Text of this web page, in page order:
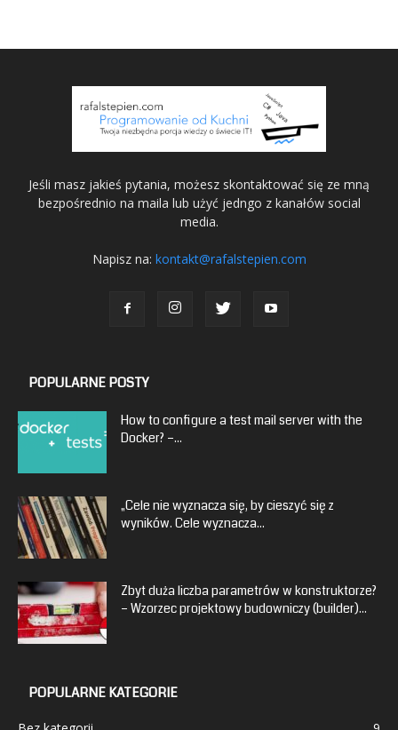
Jeśli masz jakieś pytania, możesz skontaktować się ze mną
bezpośrednio na maila lub użyć jedngo z kanałów social
media.
Napisz na: kontakt@rafalstepien.com
POPULARNE POSTY
How to configure a test mail server with the
Docker? –...
„Cele nie wyznacza się, by cieszyć się z
wyników. Cele wyznacza...
Zbyt duża liczba parametrów w konstruktorze?
– Wzorzec projektowy budowniczy (builder)...
POPULARNE KATEGORIE